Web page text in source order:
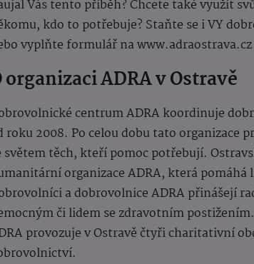
Vás tento příběh? Chcete také využít
kdo to potřebuje? Staňte se i VY
vyplňte formulář na www.adraostrava.cz
organizaci ADRA v Ostravě
centrum ADRA koordinuje
roku 2008. Po celou dobu tato organizace
světem těch, kteří pomoc potřebují.
organizace ADRA, která pomáhá
a dobrovolnice ADRA přinášejí
či lidem se zdravotním
provozuje v Ostravě čtyři charitativní